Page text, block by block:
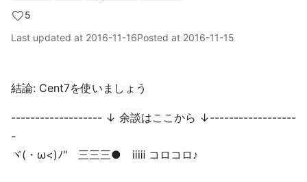
5
Last updated at 2016-11-16Posted at 2016-11-15
結論: Cent7を使いましょう
------------------- ↓ 余談はここから ↓------------------
-
ヾ(・ω<)ﾉ" 三三三● ⅱⅲ コロコロ♪